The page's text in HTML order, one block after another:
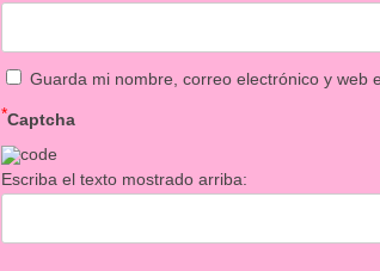
Guarda mi nombre, correo electrónico y web
Captcha
*
Escriba el texto mostrado arriba: